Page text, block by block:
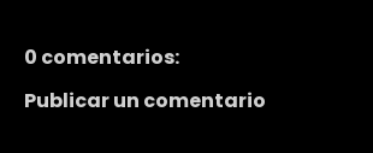
0 comentarios:
Publicar un comentario